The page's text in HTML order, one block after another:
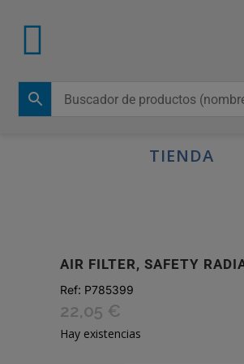
TIENDA
AIR FILTER, SAFETY
Ref: P785399
22,05 €
Hay existencias